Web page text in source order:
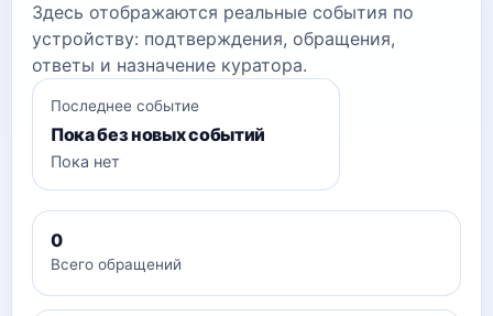
Здесь отображаются реальные события по
устройству: подтверждения, обращения,
ответы и назначение куратора.
Последнее событие
Пока без новых событий
Пока нет
0
Всего обращений